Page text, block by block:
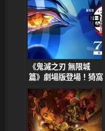
《鬼滅之刃 無限城
篇》劇場版登場！猗窩
座主角級回歸 引爆觀
眾淚腺與熱血